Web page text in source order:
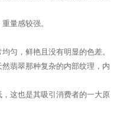
量感较强。
匀，鲜艳且没有明显的色差。
翡翠那种复杂的内部纹理，内
这也是其吸引消费者的一大原